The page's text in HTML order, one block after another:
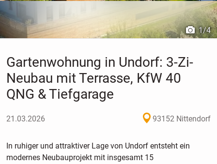
1/4
Gartenwohnung in Undorf: 3-Zi-
Neubau mit Terrasse, KfW 40
QNG & Tiefgarage
21.03.2026 93152 Nittendorf
In ruhiger und attraktiver Lage von Undorf entsteht ein
modernes Neubauprojekt mit insgesamt 15